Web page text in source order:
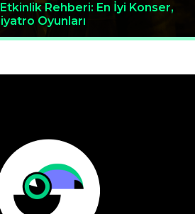
Etkinlik Rehberi: En İyi Konser,
Oyunları